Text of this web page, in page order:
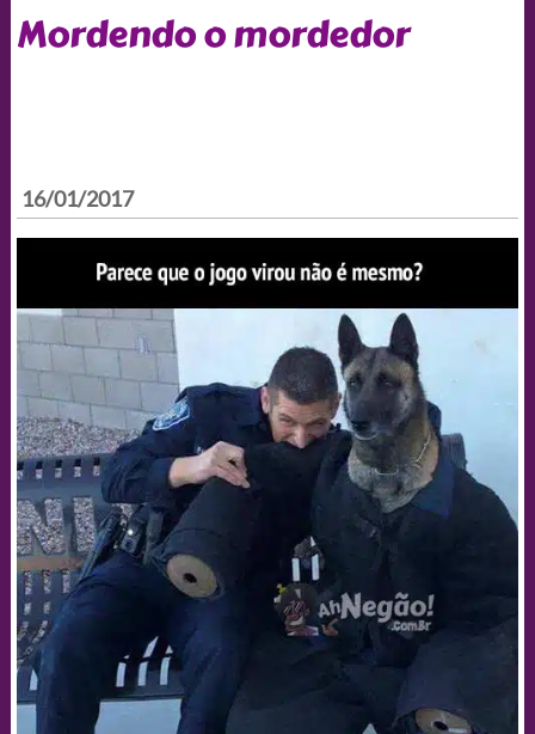
Mordendo o mordedor
16/01/2017